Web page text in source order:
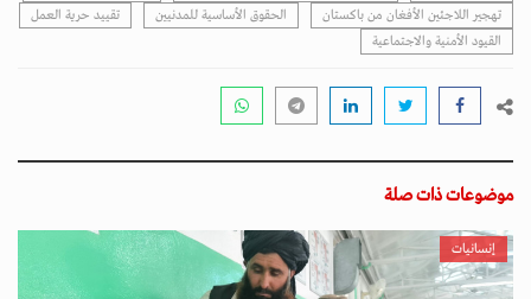
تهجير اللاجئين الأفغان من باكستان
الحقوق الأساسية للمدنيين
تقييد حرية العمل
القيود الأمنية والاجتماعية
موضوعات ذات صلة
إنسانيات